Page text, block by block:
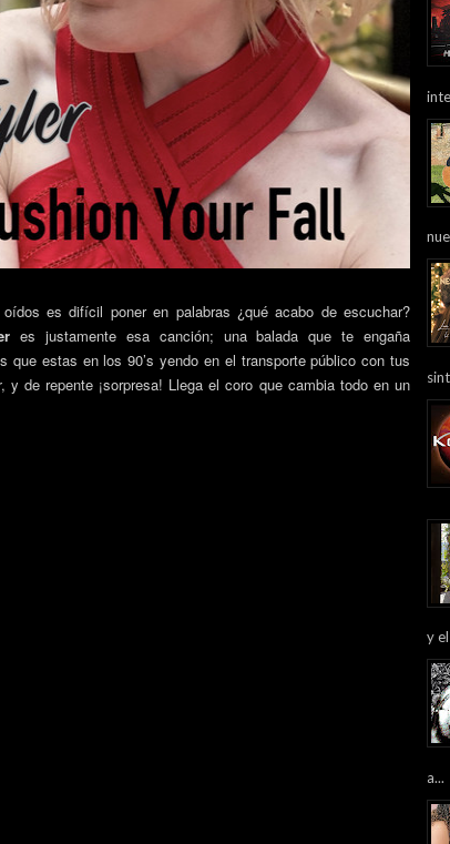
es difícil poner en palabras ¿qué acabo de escuchar?
es justamente esa canción; una balada que te engaña
que estas en los 90’s yendo en el transporte público con tus
, y de repente ¡sorpresa! Llega el coro que cambia todo en un
y
a...